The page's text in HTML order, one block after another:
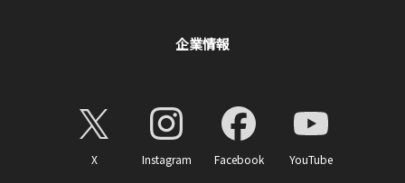
企業情報
X Instagram Facebook YouTube